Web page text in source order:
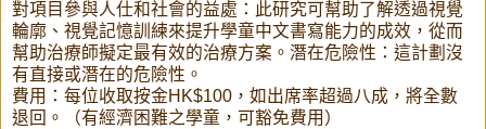
對項目參與人仕和社會的益處：此研究可幫助了解透過視覺
輪廓、視覺記憶訓練來提升學童中文書寫能力的成效，從而
幫助治療師擬定最有效的治療方案。潛在危險性：這計劃沒
有直接或潛在的危險性。
費用：每位收取按金HK$100，如出席率超過八成，將全數
退回。（有經濟困難之學童，可豁免費用）